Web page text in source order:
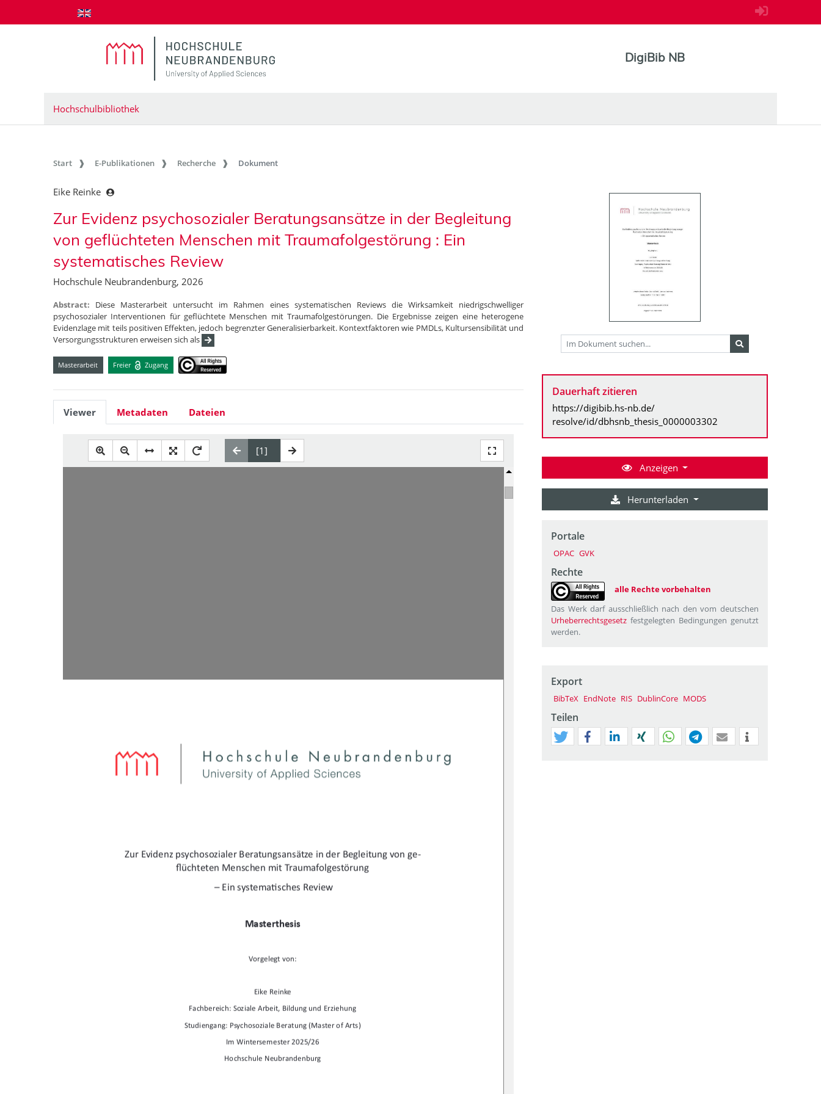
zum Inhalt springen
DigiBib NB
Hochschulbibliothek
Start E-Publikationen Recherche Dokument
Eike Reinke
Zur Evidenz psychosozialer Beratungsansätze in der Begleitung
von geflüchteten Menschen mit Traumafolgestörung : Ein
systematisches Review
Hochschule Neubrandenburg, 2026
Abstract: Diese Masterarbeit untersucht im Rahmen eines systematischen Reviews die Wirksamkeit niedrigschwelliger
psychosozialer Interventionen für geflüchtete Menschen mit Traumafolgestörungen. Die Ergebnisse zeigen eine heterogene
Evidenzlage mit teils positiven Effekten, jedoch begrenzter Generalisierbarkeit. Kontextfaktoren wie PMDLs, Kultursensibilität und
Versorgungsstrukturen erweisen sich als
Masterarbeit Freier Zugang
Viewer Metadaten Dateien
Zur Evidenz psychosozialer Beratungsansätze in der Begleitung von ge-
flüchteten Menschen mit Traumafolgestörung
– Ein systemaƟsches Review
Masterthesis
Vorgelegt von:
Eike Reinke
Fachbereich: Soziale Arbeit, Bildung und Erziehung
Studiengang: Psychosoziale Beratung (Master of Arts)
Im Wintersemester 2025/26
Hochschule Neubrandenburg
Dauerhaft zitieren
https://digibib.hs-nb.de/
resolve/id/dbhsnb_thesis_0000003302
Anzeigen
Herunterladen
Portale
OPAC GVK
Rechte
alle Rechte vorbehalten
Das Werk darf ausschließlich nach den vom deutschen
Urheberrechtsgesetz festgelegten Bedingungen genutzt
werden.
Export
BibTeX EndNote RIS DublinCore MODS
Teilen